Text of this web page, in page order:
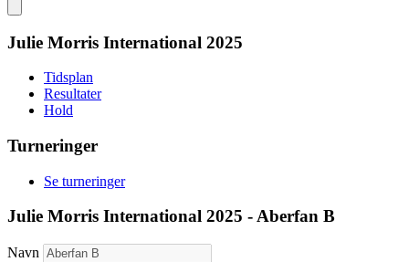
Julie Morris International 2025
Tidsplan
Resultater
Hold
Turneringer
Se turneringer
Julie Morris International 2025 - Aberfan B
Navn